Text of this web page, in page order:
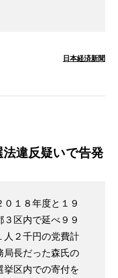
日本経済新聞
違反疑いで告発
１８年度と１９
区内で延べ９９
人２千円の党費計
局長だった森氏の
挙区内での寄付を